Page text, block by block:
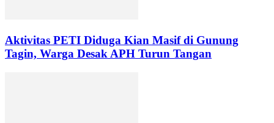
Aktivitas PETI Diduga Kian Masif di Gunung
Tagin, Warga Desak APH Turun Tangan